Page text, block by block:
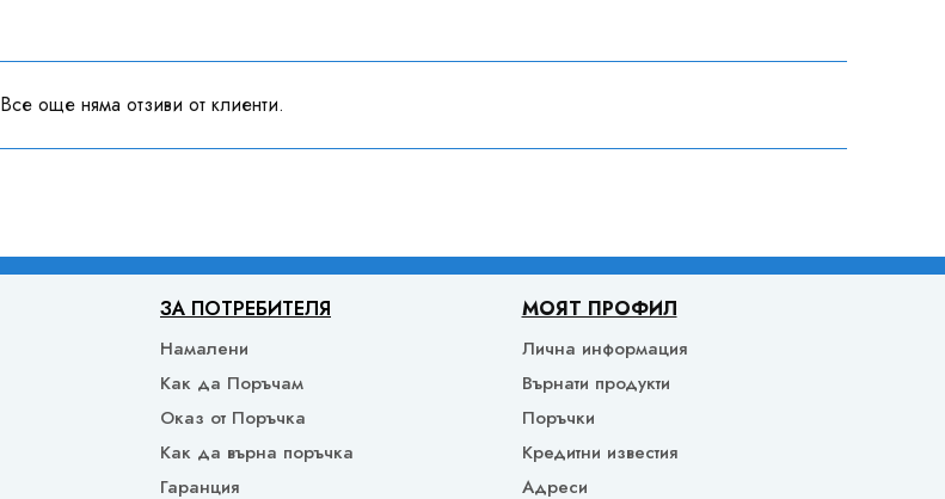
Все още няма отзиви от клиенти.
ЗА ПОТРЕБИТЕЛЯ
Намалени
Как да Поръчам
Оказ от Поръчка
Как да върна поръчка
Гаранция
МОЯТ ПРОФИЛ
Лична информация
Върнати продукти
Поръчки
Кредитни известия
Адреси